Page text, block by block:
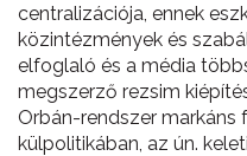
centralizációja, ennek
közintézmények és
elfoglaló és a média
megszerző rezsim
Orbán-rendszer
külpolitikában, az ún.